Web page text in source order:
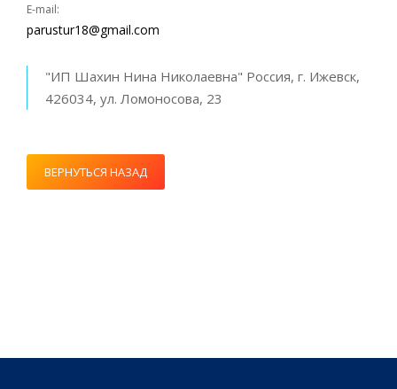
E-mail:
parustur18@gmail.com
"ИП Шахин Нина Николаевна" Россия, г. Ижевск,
426034, ул. Ломоносова, 23
ВЕРНУТЬСЯ НАЗАД